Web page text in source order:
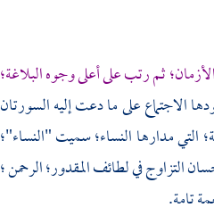
ثم رتب على أعلى وجوه البلاغة؛
الاجتماع على ما دعت إليه السورتان
التي مدارها النساء؛ سميت "النساء"؛
التزاوج في لطائف المقدور؛ الرحمن ؛
تامة.